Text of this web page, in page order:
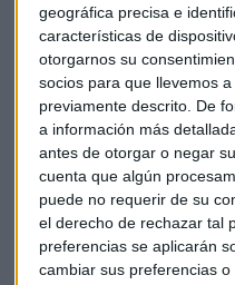
geográfica precisa e
características de
otorgarnos su
socios para que llevemos
previamente descrito. De
a información más
antes de otorgar o negar
cuenta que algún
puede no requerir de su
el derecho de rechazar tal
preferencias se aplicarán
cambiar sus preferencias
En China, elShanghai
Shenzhendesciende un
Samsungpresenta una
mayor fabricante de
sus patentes de tecnología
El crecimiento de las
las deAdidasy sus rivales
desde los Juegos Olímpicos
Nike en China han